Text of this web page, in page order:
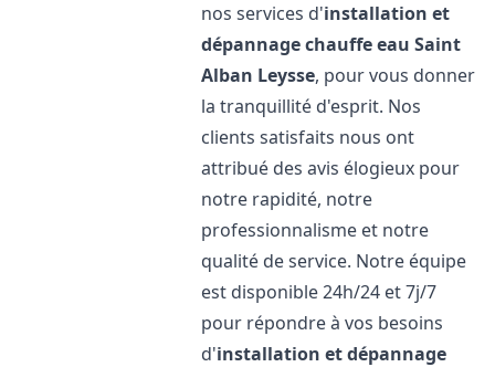
nos services d'installation et
dépannage chauffe eau Saint
Alban Leysse, pour vous donner
la tranquillité d'esprit. Nos
clients satisfaits nous ont
attribué des avis élogieux pour
notre rapidité, notre
professionnalisme et notre
qualité de service. Notre équipe
est disponible 24h/24 et 7j/7
pour répondre à vos besoins
d'installation et dépannage